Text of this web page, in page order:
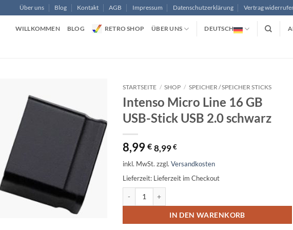
Über uns Blog Kontakt AGB Impressum Datenschutzerklärung Vertrag
WILLKOMMEN BLOG RETRO SHOP ÜBER UNS DEUTSCH
STARTSEITE / SHOP / SPEICHER / SPEICHER STICKS
Intenso Micro Line 16 GB
USB-Stick USB 2.0 schwarz
8,99 € 8,99€
inkl. MwSt. zzgl. Versandkosten
Lieferzeit: Lieferzeit im Checkout
IN DEN WARENKORB
Alternative: